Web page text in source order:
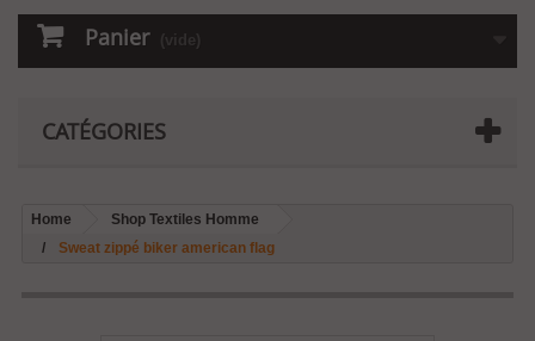
Panier (vide)
CATÉGORIES
Home
Shop Textiles Homme
Sweat zippé biker american flag